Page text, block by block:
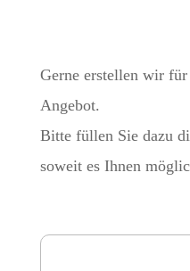
Gerne erstellen wir
Angebot.
Bitte füllen Sie dazu
soweit es Ihnen
Anmeldung